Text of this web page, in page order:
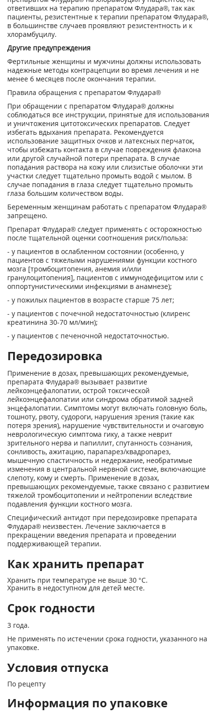
ответивших на терапию препаратом Флудара®, так как
пациенты, резистентные к терапии препаратом Флудара®,
в большинстве случаев проявляют резистентность и к
хлорамбуцилу.
Другие предупреждения
Фертильные женщины и мужчины должны использовать
надежные методы контрацепции во время лечения и не
менее 6 месяцев после окончания терапии.
Правила обращения с препаратом Флудара®
При обращении с препаратом Флудара® должны
соблюдаться все инструкции, принятые для использования
и уничтожения цитотоксических препаратов. Следует
избегать вдыхания препарата. Рекомендуется
использование защитных очков и латексных перчаток,
чтобы избежать контакта в случае повреждения флакона
или другой случайной потери препарата. В случае
попадания раствора на кожу или слизистые оболочки эти
участки следует тщательно промыть водой с мылом. В
случае попадания в глаза следует тщательно промыть
глаза большим количеством воды.
Беременным женщинам работать с препаратом Флудара®
запрещено.
Препарат Флудара® следует применять с осторожностью
после тщательной оценки соотношения риск/польза:
- у пациентов в ослабленном состоянии (особенно, у
пациентов с тяжелыми нарушениями функции костного
мозга [тромбоцитопения, анемия и/или
гранулоцитопения], пациентов с иммунодефицитом или с
оппортунистическими инфекциями в анамнезе);
- у пожилых пациентов в возрасте старше 75 лет;
- у пациентов с почечной недостаточностью (клиренс
креатинина 30-70 мл/мин);
- у пациентов с печеночной недостаточностью.
Передозировка
Применение в дозах, превышающих рекомендуемые,
препарата Флудара® вызывает развитие
лейкоэнцефалопатии, острой токсической
лейкоэнцефалопатии или синдрома обратимой задней
энцефалопатии. Симптомы могут включать головную боль,
тошноту, рвоту, судороги, нарушения зрения (такие как
потеря зрения), нарушение чувствительности и очаговую
неврологическую симптома гику, а также неврит
зрительного нерва и папиллит, спутанность сознания,
сонливость, ажитацию, парапарез/квадропарез,
мышечную спастичность и недержание, необратимые
изменения в центральной нервной системе, включающие
слепоту, кому и смерть. Применение в дозах,
превышающих рекомендуемые, также связано с развитием
тяжелой тромбоцитопении и нейтропении вследствие
подавления функции костного мозга.
Специфический антидот при передозировке препарата
Флудара® неизвестен. Лечение заключается в
прекращении введения препарата и проведении
поддерживающей терапии.
Как хранить препарат
Хранить при температуре не выше 30 °С.
Хранить в недоступном для детей месте.
Срок годности
3 года.
Не применять по истечении срока годности, указанного на
упаковке.
Условия отпуска
По рецепту
Информация по упаковке